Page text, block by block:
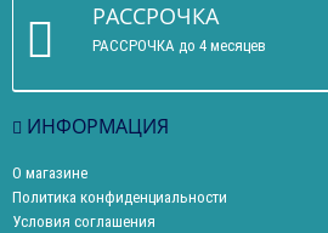
РАССРОЧКА
РАССРОЧКА до 4 месяцев
ИНФОРМАЦИЯ
О магазине
Политика конфиденциальности
Условия соглашения